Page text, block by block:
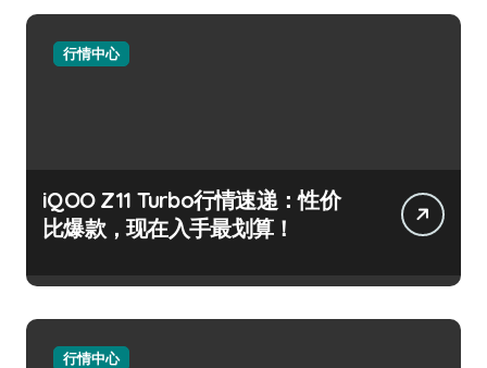
行情中心
iQOO Z11 Turbo行情速递：性价
比爆款，现在入手最划算！
行情中心